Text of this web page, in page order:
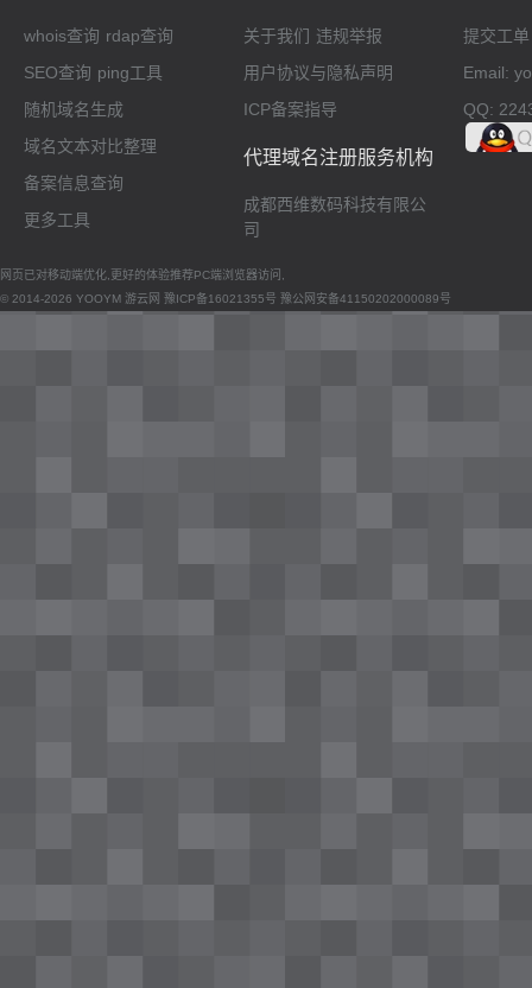
whois查询 rdap查询
SEO查询 ping工具
随机域名生成
域名文本对比整理
备案信息查询
更多工具
关于我们 违规举报
用户协议与隐私声明
ICP备案指导
代理域名注册服务机构
成都西维数码科技有限公
司
提交工单
Email:
QQ:
网页已对移动端优化,更好的体验推荐PC端浏览器访问,
© 2014-2026 YOOYM 游云网 豫ICP备16021355号 豫公网安备41150202000089号